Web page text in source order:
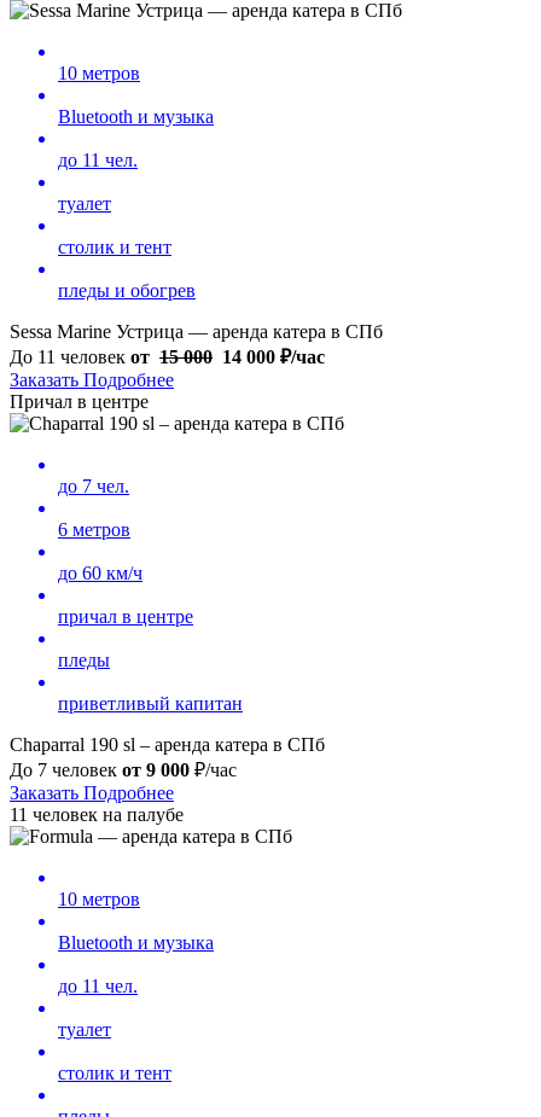
10 метров
Bluetooth и музыка
до 11 чел.
туалет
столик и тент
пледы и обогрев
Sessa Marine Устрица — аренда катера в СПб
До 11 человек от 15 000 14 000 ₽/час
Заказать Подробнее
Причал в центре
до 7 чел.
6 метров
до 60 км/ч
причал в центре
пледы
приветливый капитан
Chaparral 190 sl – аренда катера в СПб
До 7 человек от 9 000 ₽/час
Заказать Подробнее
11 человек на палубе
10 метров
Bluetooth и музыка
до 11 чел.
туалет
столик и тент